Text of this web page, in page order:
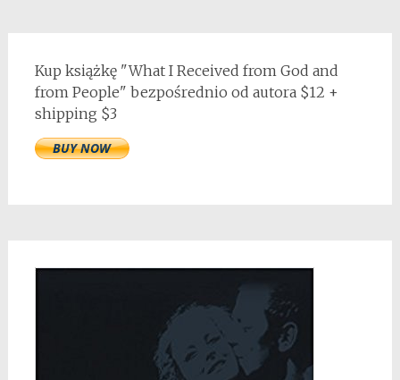
Kup książkę "What I Received from God and
from People" bezpośrednio od autora $12 +
shipping $3